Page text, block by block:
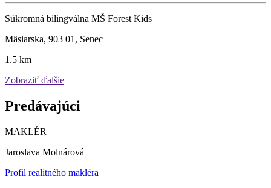
Súkromná bilingválna MŠ Forest Kids
Mäsiarska, 903 01, Senec
1.5 km
Zobraziť ďalšie
Predávajúci
MAKLÉR
Jaroslava Molnárová
Profil realitného makléra